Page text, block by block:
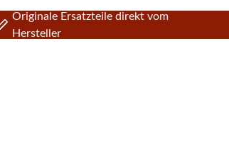
Originale Ersatzteile direkt vom
Hersteller